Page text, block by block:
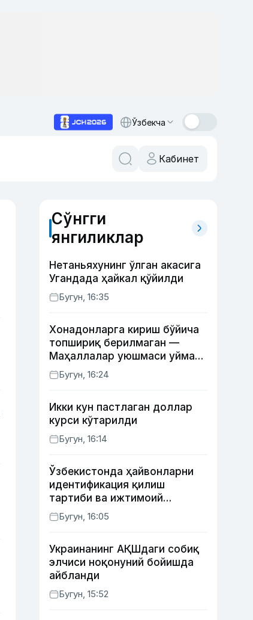
Ўзбекча
Кабинет
Сўнгги
янгиликлар
Нетаньяхунинг ўлган акасига
Угандада ҳайкал қўйилди
Бугун, 16:35
Хонадонларга кириш бўйича
топшириқ берилмаган —
Маҳаллалар уюшмаси уйма-
уй юрган масъуллар ҳақида
Бугун, 16:24
Икки кун пастлаган доллар
курси кўтарилди
Бугун, 16:14
Ўзбекистонда ҳайвонларни
идентификация қилиш
тартиби ва ижтимоий
тармоқлардаги фейк
хабарларга изоҳ берилди
Бугун, 16:05
Украинанинг АҚШдаги собиқ
элчиси ноқонуний бойишда
айбланди
Бугун, 15:52